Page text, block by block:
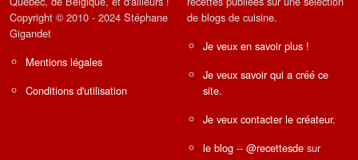
Copyright © 2010 - 2024 Stéphane
Gigandet
Mentions légales
Conditions d'utilisation
de blogs de cuisine.
Je veux en savoir plus !
Je veux savoir qui a créé ce
site.
Je veux contacter le créateur.
le blog -- @recettesde sur